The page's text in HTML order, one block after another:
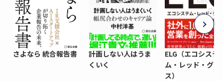
さよなら 統合報告書
計画しない人はうま
くいく
ELG（エコシステ
ム・レッド・グロ
ス）